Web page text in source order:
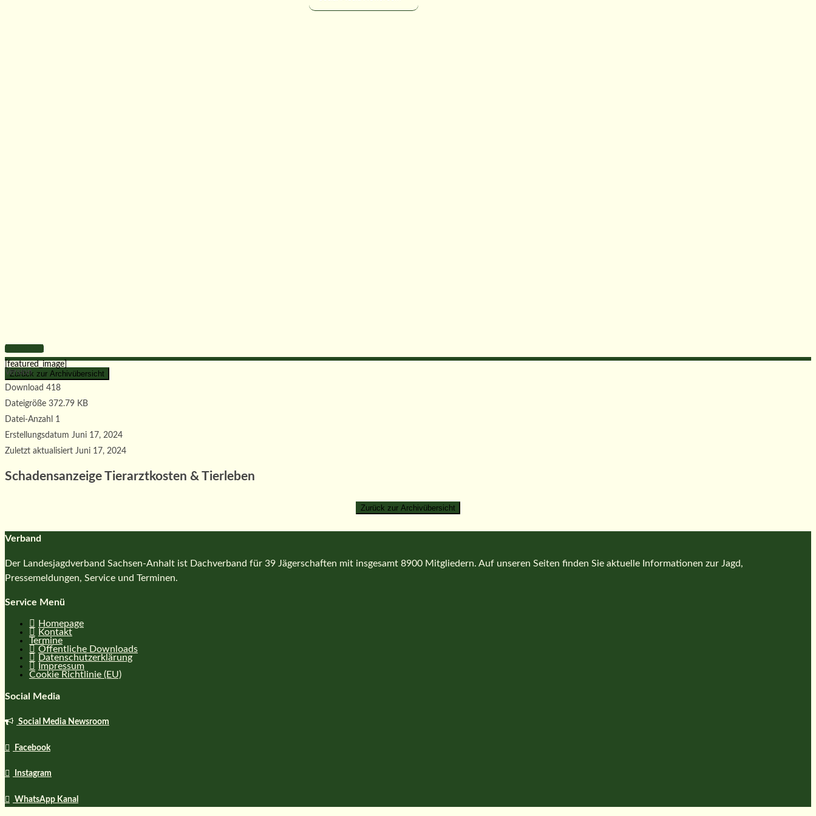
[featured_image]
Download
Version
Download 418
Dateigröße 372.79 KB
Datei-Anzahl 1
Erstellungsdatum Juni 17, 2024
Zuletzt aktualisiert Juni 17, 2024
Schadensanzeige Tierarztkosten & Tierleben
Verband
Der Landesjagdverband Sachsen-Anhalt ist Dachverband für 39 Jägerschaften mit insgesamt 8900 Mitgliedern. Auf unseren Seiten finden Sie aktuelle Informationen zur Jagd,
Pressemeldungen, Service und Terminen.
Service Menü
Homepage
Kontakt
Termine
Öffentliche Downloads
Datenschutzerklärung
Impressum
Cookie Richtlinie (EU)
Social Media
Social Media Newsroom
Facebook
Instagram
WhatsApp Kanal